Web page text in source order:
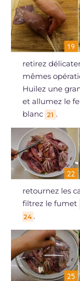
retirez
mêmes
Huilez une
et allumez le
blanc 21 .
retournez les
filtrez le fumet
24 .